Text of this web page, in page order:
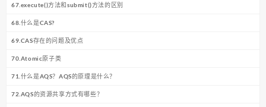
67.execute()方法和submit()方法的区别
68.什么是CAS?
69.CAS存在的问题及优点
70.Atomic原子类
71.什么是AQS？AQS的原理是什么？
72.AQS的资源共享方式有哪些？